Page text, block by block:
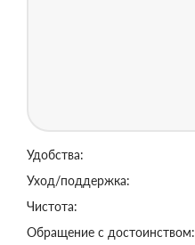
Удобства:
Уход/поддержка:
Чистота:
Обращение с достоинством: